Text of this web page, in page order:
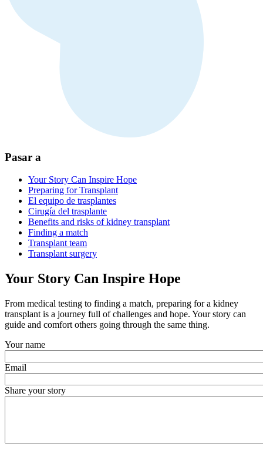
Pasar a
Your Story Can Inspire Hope
Preparing for Transplant
El equipo de trasplantes
Cirugía del trasplante
Benefits and risks of kidney transplant
Finding a match
Transplant team
Transplant surgery
Your Story Can Inspire Hope
From medical testing to finding a match, preparing for a kidney
transplant is a journey full of challenges and hope. Your story can
guide and comfort others going through the same thing.
Your name
Email
Share your story